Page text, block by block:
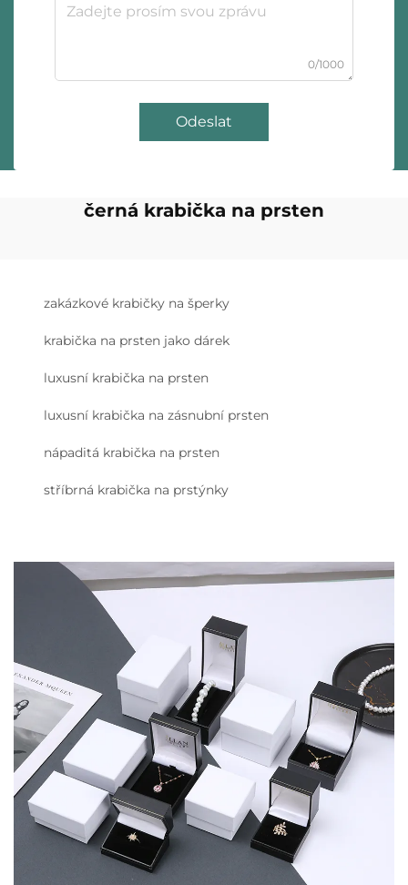
0/1000
Odeslat
černá krabička na prsten
zakázkové krabičky na šperky
krabička na prsten jako dárek
luxusní krabička na prsten
luxusní krabička na zásnubní prsten
nápaditá krabička na prsten
stříbrná krabička na prstýnky